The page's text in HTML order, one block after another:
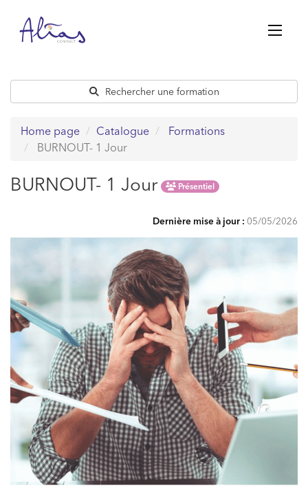
contenu
Rechercher une formation
Home page Catalogue
Formations
BURNOUT- 1 Jour
BURNOUT- 1 Jour Présentiel
Dernière mise à jour : 05/05/2026